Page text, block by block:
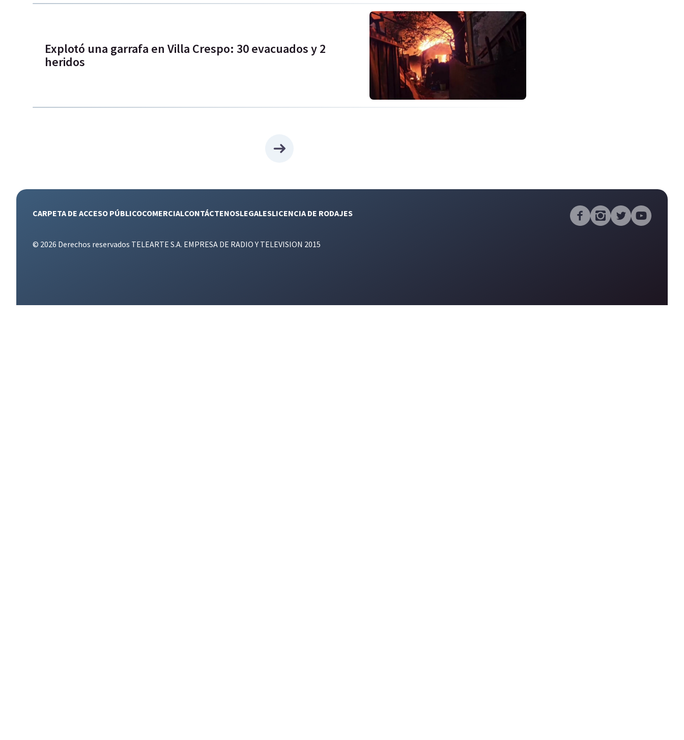
Explotó una garrafa en Villa Crespo: 30 evacuados y 2
heridos
CARPETA DE ACCESO PÚBLICOCOMERCIALCONTÁCTENOSLEGALESLICENCIA DE RODAJES
© 2026 Derechos reservados TELEARTE S.A. EMPRESA DE RADIO Y TELEVISION 2015